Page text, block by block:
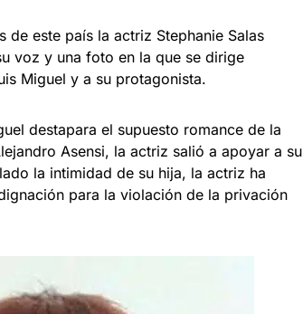
de este país la actriz Stephanie Salas
voz y una foto en la que se dirige
Miguel y a su protagonista.
destapara el supuesto romance de la
Asensi, la actriz salió a apoyar a su
la intimidad de su hija, la actriz ha
para la violación de la privación